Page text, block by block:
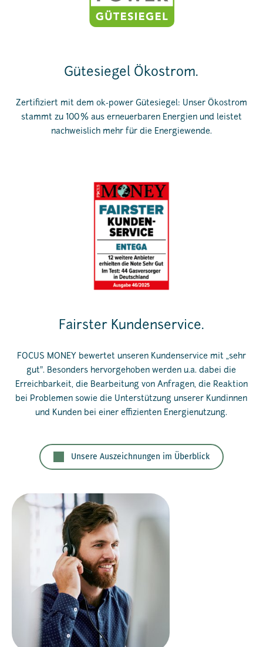
Gütesiegel Ökostrom.
Zertifiziert mit dem ok-power Gütesiegel: Unser Ökostrom
stammt zu 100 % aus erneuerbaren Energien und leistet
nachweislich mehr für die Energiewende.
Fairster Kundenservice.
FOCUS MONEY bewertet unseren Kundenservice mit „sehr
gut”. Besonders hervorgehoben werden u.a. dabei die
Erreichbarkeit, die Bearbeitung von Anfragen, die Reaktion
bei Problemen sowie die Unterstützung unserer Kundinnen
und Kunden bei einer effizienten Energienutzung.
Unsere Auszeichnungen im Überblick